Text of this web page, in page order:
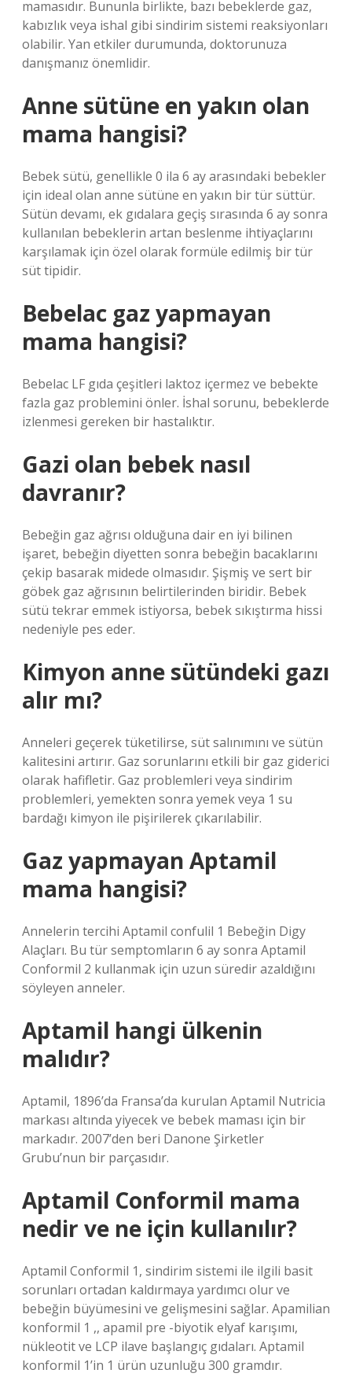
mamasıdır. Bununla birlikte, bazı bebeklerde gaz,
kabızlık veya ishal gibi sindirim sistemi reaksiyonları
olabilir. Yan etkiler durumunda, doktorunuza
danışmanız önemlidir.
Anne sütüne en yakın olan
mama hangisi?
Bebek sütü, genellikle 0 ila 6 ay arasındaki bebekler
için ideal olan anne sütüne en yakın bir tür süttür.
Sütün devamı, ek gıdalara geçiş sırasında 6 ay sonra
kullanılan bebeklerin artan beslenme ihtiyaçlarını
karşılamak için özel olarak formüle edilmiş bir tür
süt tipidir.
Bebelac gaz yapmayan
mama hangisi?
Bebelac LF gıda çeşitleri laktoz içermez ve bebekte
fazla gaz problemini önler. İshal sorunu, bebeklerde
izlenmesi gereken bir hastalıktır.
Gazi olan bebek nasıl
davranır?
Bebeğin gaz ağrısı olduğuna dair en iyi bilinen
işaret, bebeğin diyetten sonra bebeğin bacaklarını
çekip basarak midede olmasıdır. Şişmiş ve sert bir
göbek gaz ağrısının belirtilerinden biridir. Bebek
sütü tekrar emmek istiyorsa, bebek sıkıştırma hissi
nedeniyle pes eder.
Kimyon anne sütündeki gazı
alır mı?
Anneleri geçerek tüketilirse, süt salınımını ve sütün
kalitesini artırır. Gaz sorunlarını etkili bir gaz giderici
olarak hafifletir. Gaz problemleri veya sindirim
problemleri, yemekten sonra yemek veya 1 su
bardağı kimyon ile pişirilerek çıkarılabilir.
Gaz yapmayan Aptamil
mama hangisi?
Annelerin tercihi Aptamil confulil 1 Bebeğin Digy
Alaçları. Bu tür semptomların 6 ay sonra Aptamil
Conformil 2 kullanmak için uzun süredir azaldığını
söyleyen anneler.
Aptamil hangi ülkenin
malıdır?
Aptamil, 1896’da Fransa’da kurulan Aptamil Nutricia
markası altında yiyecek ve bebek maması için bir
markadır. 2007’den beri Danone Şirketler
Grubu’nun bir parçasıdır.
Aptamil Conformil mama
nedir ve ne için kullanılır?
Aptamil Conformil 1, sindirim sistemi ile ilgili basit
sorunları ortadan kaldırmaya yardımcı olur ve
bebeğin büyümesini ve gelişmesini sağlar. Apamilian
konformil 1 ,, apamil pre -biyotik elyaf karışımı,
nükleotit ve LCP ilave başlangıç ​​gıdaları. Aptamil
konformil 1’in 1 ürün uzunluğu 300 gramdır.